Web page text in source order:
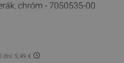
chróm - 7050535-00
dní: 5,49 €